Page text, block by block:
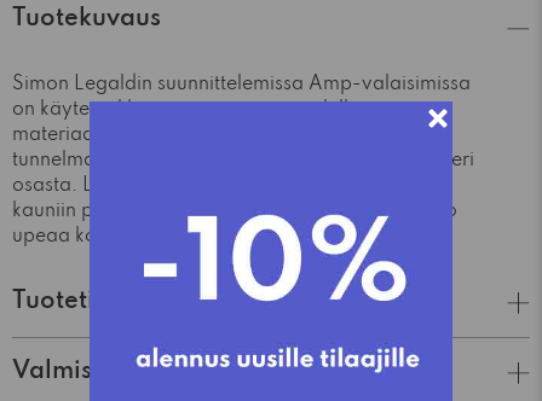
Tuotekuvaus
Simon Legaldin suunnittelemissa Amp-valaisimissa
on käytetty klassisia, mutta myös ylellisiä
materiaaleja; lasia ja marmoria. Nostalgista
tunnelmaa luovat valaisimet koostuvat kahdesta eri
osasta. Lasista valmistettu varjostin tuo valon
kauniin pehmeästi esille, samalla kun marmori luo
upeaa kontrastia.
Tuotetiedot
Valmistaja